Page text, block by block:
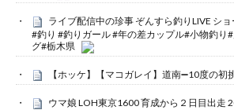
ライブ配信中の珍事 ぞんすら釣りLIVE シ
#釣り #釣りガール #年の差カップル#小物釣り
グ#栃木県
【ホッケ】【マコガレイ】道南➖10度の初
ウマ娘 LOH東京1600 育成から２日目出走